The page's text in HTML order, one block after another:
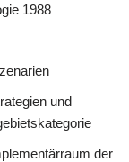
1988
und
der